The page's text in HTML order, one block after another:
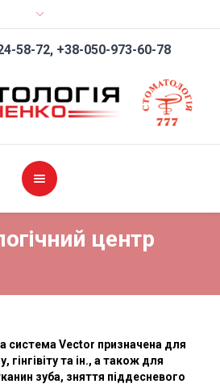
58-72,+38-050-973-60-78
центр
система Vector призначена для
гінгівіту та ін., а також для
зуба, зняття піддесневого